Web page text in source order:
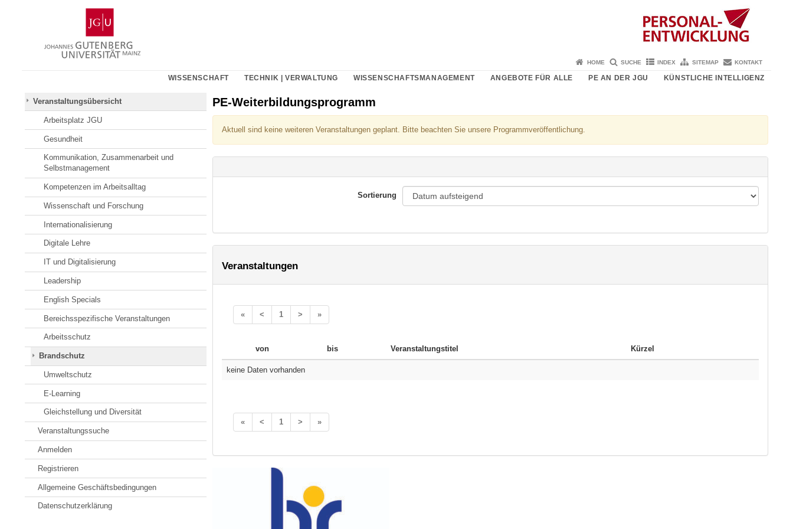
Gutenberg-
Universität
Mainz
HOME SUCHE INDEX SITEMAP KONTAKT
WISSENSCHAFT TECHNIK | VERWALTUNG WISSENSCHAFTSMANAGEMENT ANGEBOTE FÜR ALLE PE AN DER JGU KÜNSTLICHE INTELLIGENZ
Veranstaltungsübersicht
Arbeitsplatz JGU
Gesundheit
Kommunikation, Zusammenarbeit und
Selbstmanagement
Kompetenzen im Arbeitsalltag
Wissenschaft und Forschung
Internationalisierung
Digitale Lehre
IT und Digitalisierung
Leadership
English Specials
Bereichsspezifische Veranstaltungen
Arbeitsschutz
Brandschutz
Umweltschutz
E-Learning
Gleichstellung und Diversität
Veranstaltungssuche
Anmelden
Registrieren
Allgemeine Geschäftsbedingungen
Datenschutzerklärung
PE-Weiterbildungsprogramm
Aktuell sind keine weiteren Veranstaltungen geplant. Bitte beachten Sie unsere Programmveröffentlichung.
Sortierung
Veranstaltungen
« < 1 > »
von bis Veranstaltungstitel Kürzel
keine Daten vorhanden
« < 1 > »